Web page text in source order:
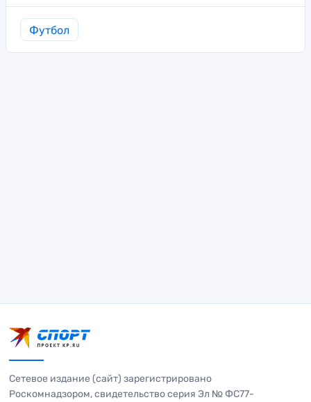
Футбол
Сетевое издание (сайт) зарегистрировано
Роскомнадзором, свидетельство серия Эл № ФС77-